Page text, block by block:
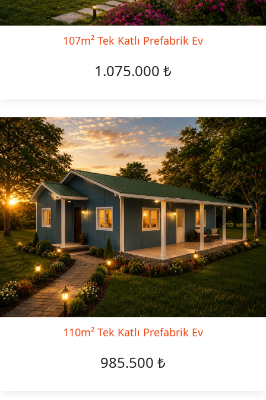
107m² Tek Katlı Prefabrik Ev
1.075.000 ₺
110m² Tek Katlı Prefabrik Ev
985.500 ₺